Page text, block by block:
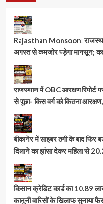
Rajasthan Monsoon:
अगस्त से कमजोर पड़ेगा मानसून; कई
राजस्थान में OBC आरक्षण रिपोर्ट
से पूछा- किस वर्ग को कितना
बीकानेर में साइबर ठगी के बाद फिर
दिलाने का झांसा देकर महिला से
किसान क्रेडिट कार्ड का 10.89
कानूनी वारिसों के खिलाफ सुनाया